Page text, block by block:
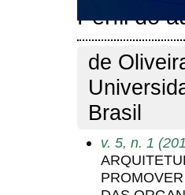
Perfil do
de
Brasil
v. 5, n. 1